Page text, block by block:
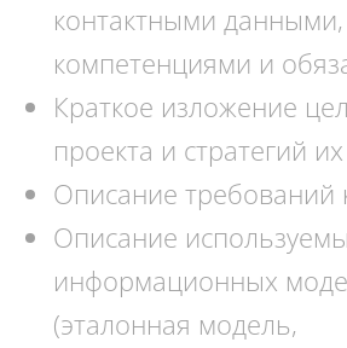
контактными
компетенциями и
Краткое изложение
проекта и стратегий
Описание
Описание
информационных
(эталонная модель,